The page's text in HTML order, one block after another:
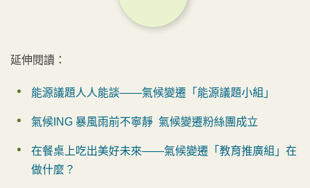
延伸閱讀：
能源議題人人能談——氣候變遷「能源議題小組」
氣候ING 暴風雨前不寧靜 氣候變遷粉絲團成立
在餐桌上吃出美好未來——氣候變遷「教育推廣組」在
做什麼？